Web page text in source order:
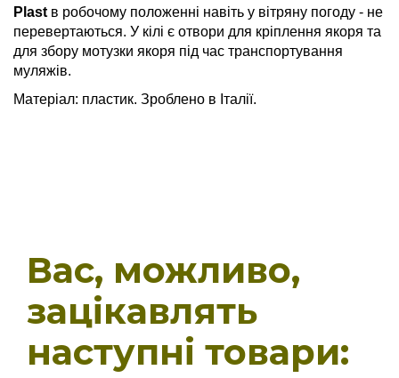
Plast в робочому положенні навіть у вітряну погоду - не
перевертаються. У кілі є отвори для кріплення якоря та
для збору мотузки якоря під час транспортування
муляжів.
Матеріал: пластик. Зроблено в Італії.
Вас, можливо,
зацікавлять
наступні товари: